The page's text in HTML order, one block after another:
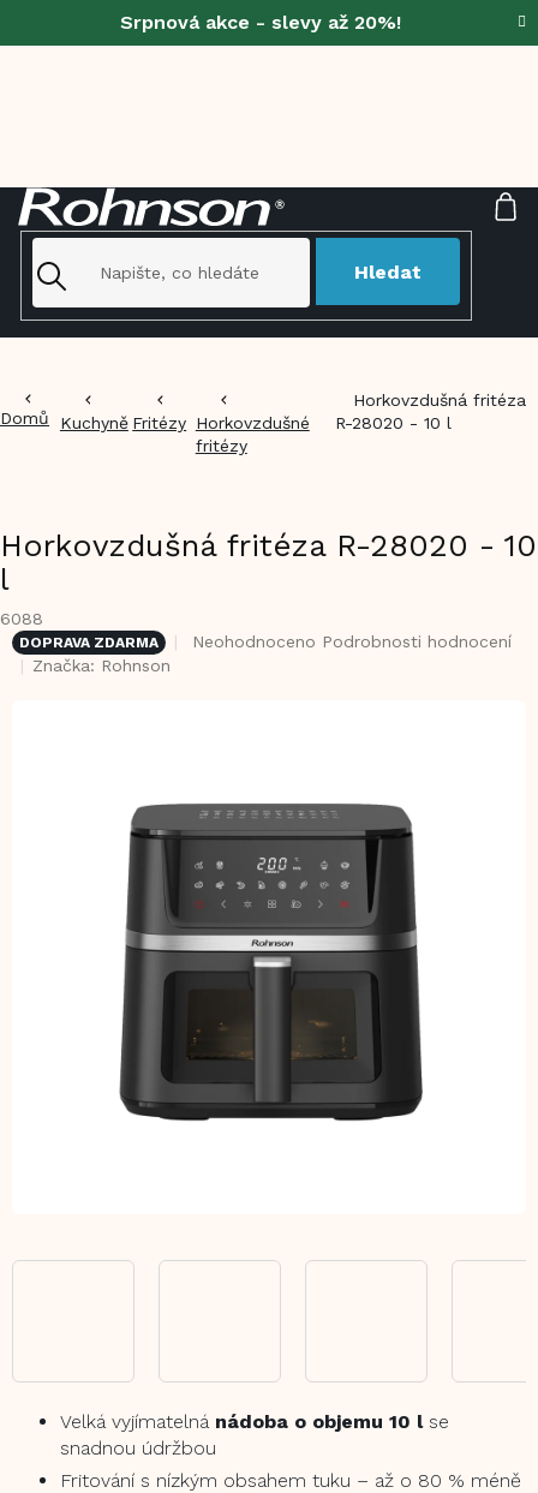
Srpnová akce - slevy až 20%!
Hledat
Domů Kuchyně Fritézy Horkovzdušné
fritézy
Horkovzdušná fritéza
R-28020 - 10 l
Horkovzdušná fritéza R-28020 - 10
l
6088
DOPRAVA ZDARMA
Průměrné
hvězdiček.
Neohodnoceno Podrobnosti hodnocení
Značka: Rohnson
Velká vyjímatelná nádoba o objemu 10 lse
snadnou údržbou
Fritování s nízkým obsahem tuku – až o 80 % méně